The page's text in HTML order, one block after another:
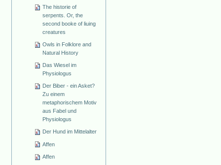
The historie of
serpents. Or, the
second booke of liuing
creatures
Owls in Folklore and
Natural History
Das Wiesel im
Physiologus
Der Biber - ein Asket?
Zu einem
metaphorischem Motiv
aus Fabel und
Physiologus
Der Hund im Mittelalter
Affen
Affen